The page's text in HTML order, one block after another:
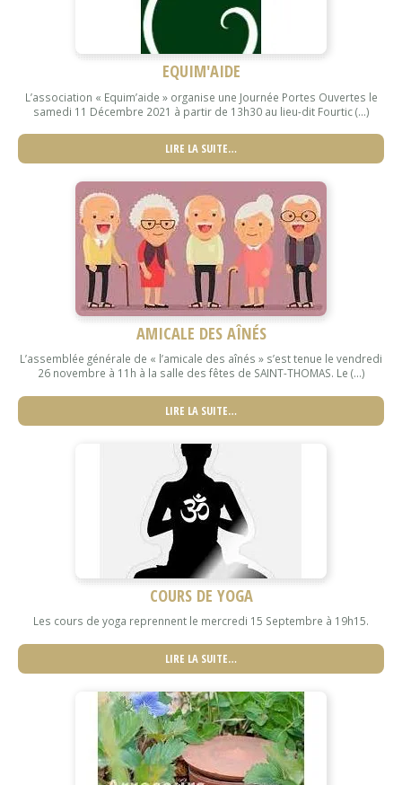
EQUIM'AIDE
L’association « Equim’aide » organise une Journée Portes Ouvertes le
samedi 11 Décembre 2021 à partir de 13h30 au lieu-dit Fourtic (...)
LIRE LA SUITE…
AMICALE DES AÎNÉS
L’assemblée générale de « l’amicale des aînés » s’est tenue le vendredi
26 novembre à 11h à la salle des fêtes de SAINT-THOMAS. Le (...)
LIRE LA SUITE…
COURS DE YOGA
Les cours de yoga reprennent le mercredi 15 Septembre à 19h15.
LIRE LA SUITE…